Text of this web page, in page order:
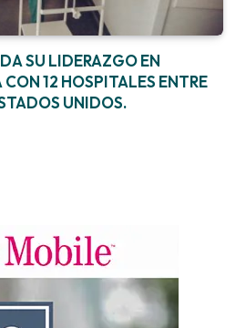
SU LIDERAZGO EN
12 HOSPITALES ENTRE
UNIDOS.